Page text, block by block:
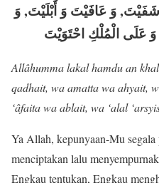
وَ عَافَيْتَ وَ أَبْلَيْتَ, وَ
عَلَى الْمُلْكِ احْتَوَيْتَ
Allâhumma lakal hamdu an
qadhait, wa amatta wa ahyait,
‘âfaita wa ablait, wa ‘alal
Ya Allah, kepunyaan-Mu
menciptakan lalu
Engkau tentukan, Engkau